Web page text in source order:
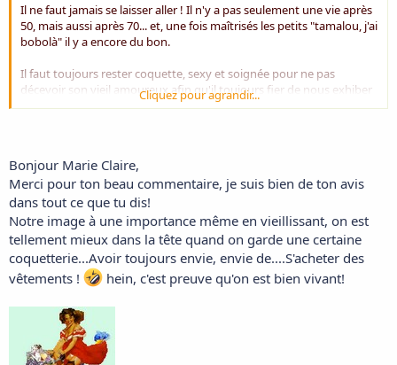
Bonne fin de journée & Belle soirée à toutes et à tous...
Voir la pièce jointe 2025
Il ne faut jamais se laisser aller ! Il n'y a pas seulement une vie après
50, mais aussi après 70... et, une fois maîtrisés les petits "tamalou, j'ai
bobolà" il y a encore du bon.
Il faut toujours rester coquette, sexy et soignée pour ne pas
décevoir son vieil amoureux afin qu'il toujours fier de nous exhiber
ou tout simplement nous regarder avec tendresse.
Cliquez pour agrandir...
Bonjour Marie Claire,
Merci pour ton beau commentaire, je suis bien de ton avis
dans tout ce que tu dis!
Notre image à une importance même en vieillissant, on est
tellement mieux dans la tête quand on garde une certaine
coquetterie...Avoir toujours envie, envie de....S'acheter des
vêtements !
hein, c'est preuve qu'on est bien vivant!